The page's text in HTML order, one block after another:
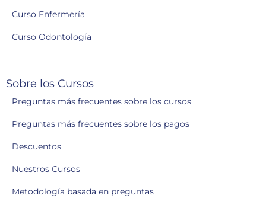
Curso Enfermería
Curso Odontología
Sobre los Cursos
Preguntas más frecuentes sobre los cursos
Preguntas más frecuentes sobre los pagos
Descuentos
Nuestros Cursos
Metodología basada en preguntas